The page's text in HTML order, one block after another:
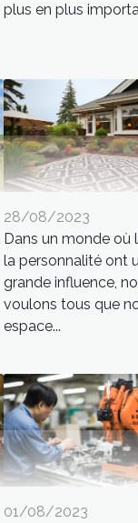
plus en plus
28/08/2023
Dans un monde où
la personnalité ont
grande influence,
voulons tous que
espace...
01/08/2023